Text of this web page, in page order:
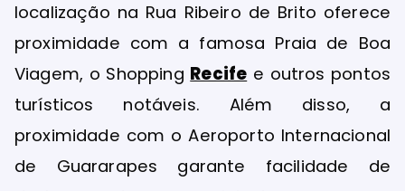
localização na Rua Ribeiro de Brito oferece
proximidade com a famosa Praia de Boa
Viagem, o Shopping Recife e outros pontos
turísticos notáveis. Além disso, a
proximidade com o Aeroporto Internacional
de Guararapes garante facilidade de